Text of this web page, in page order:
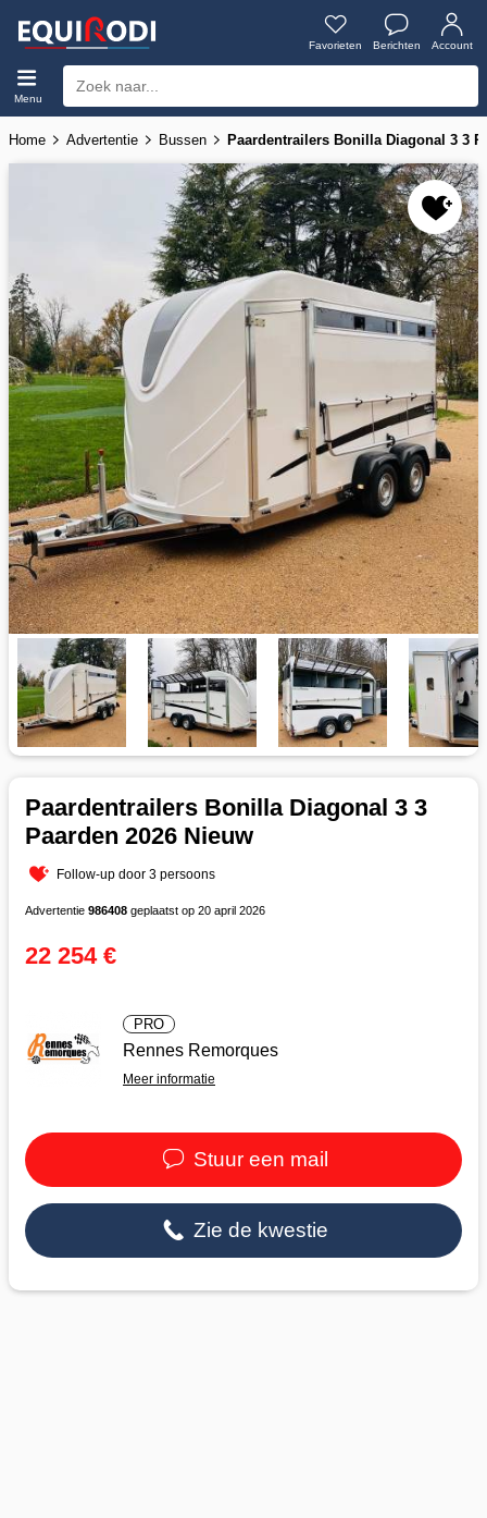
Favorieten Berichten Account
Menu
Home Advertentie Bussen Paardentrailers Bonilla Diagonal 3 3
Paardentrailers Bonilla Diagonal 3 3
Paarden 2026 Nieuw
Follow-up door 3 persoons
Advertentie 986408 geplaatst op 20 april 2026
22 254 €
PRO
Rennes Remorques
Meer informatie
Stuur een mail
Zie de kwestie